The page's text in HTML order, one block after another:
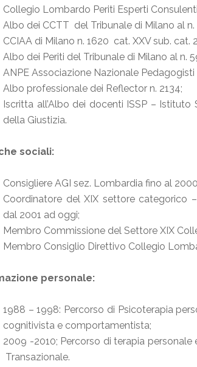
Collegio Lombardo Periti Esperti
Albo dei CCTT del Tribunale di Milano al
CCIAA di Milano n. 1620 cat. XXV sub. cat.
Albo dei Periti del Tribunale di Milano al
ANPE Associazione Nazionale
Albo professionale dei Reflector n. 2134;
Iscritta all’Albo dei docenti ISSP –
della Giustizia.
sociali:
Consigliere AGI sez. Lombardia fino al
Coordinatore del XIX settore categorico
dal 2001 ad oggi;
Membro Commissione del Settore XIX
Membro Consiglio Direttivo Collegio
personale:
1988 – 1998: Percorso di Psicoterapia
cognitivista e comportamentista;
2009 -2010; Percorso di terapia
Transazionale.